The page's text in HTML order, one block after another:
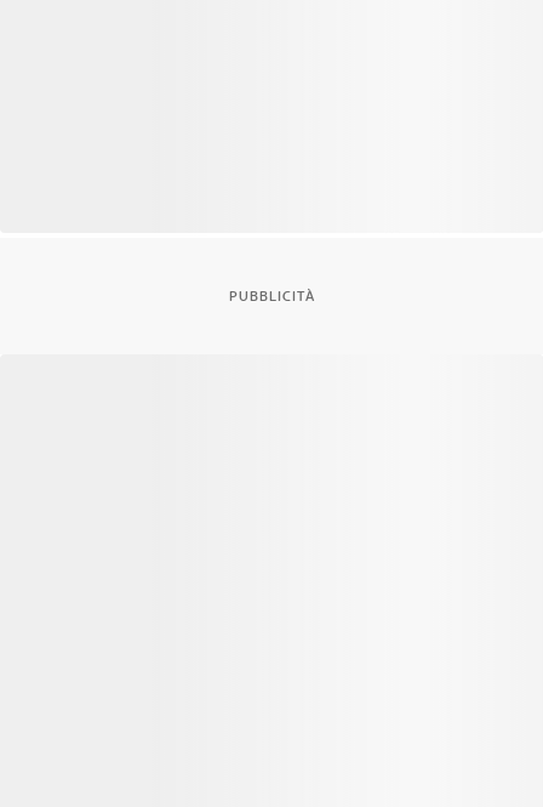
PUBBLICITÀ